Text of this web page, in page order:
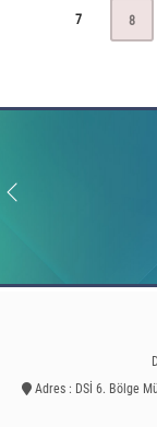
7 8
Adres : DSİ 6. Bölge